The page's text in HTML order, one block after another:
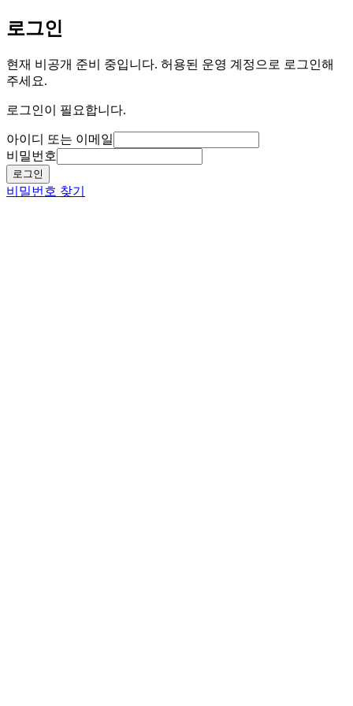
로그인
현재 비공개 준비 중입니다. 허용된 운영 계정으로 로그인해
주세요.
로그인이 필요합니다.
아이디 또는 이메일
비밀번호
로그인
비밀번호 찾기